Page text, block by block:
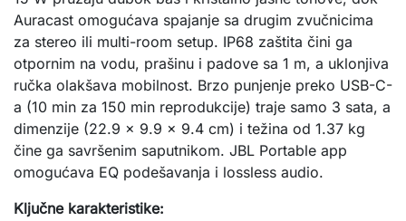
Auracast omogućava spajanje sa drugim zvučnicima
za stereo ili multi-room setup. IP68 zaštita čini ga
otpornim na vodu, prašinu i padove sa 1 m, a uklonjiva
ručka olakšava mobilnost. Brzo punjenje preko USB-C-
a (10 min za 150 min reprodukcije) traje samo 3 sata, a
dimenzije (22.9 x 9.9 x 9.4 cm) i težina od 1.37 kg
čine ga savršenim saputnikom. JBL Portable app
omogućava EQ podešavanja i lossless audio.
Ključne karakteristike: